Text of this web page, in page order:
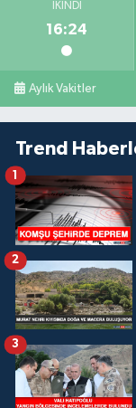
İKINDI
16:24
Aylık Vakitler
Trend
1
2
3